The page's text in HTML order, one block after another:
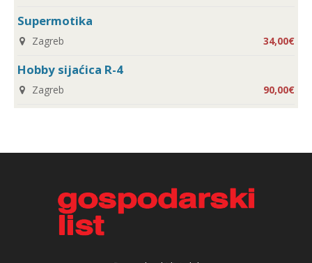
Supermotika
Zagreb 34,00€
Hobby sijaćica R-4
Zagreb 90,00€